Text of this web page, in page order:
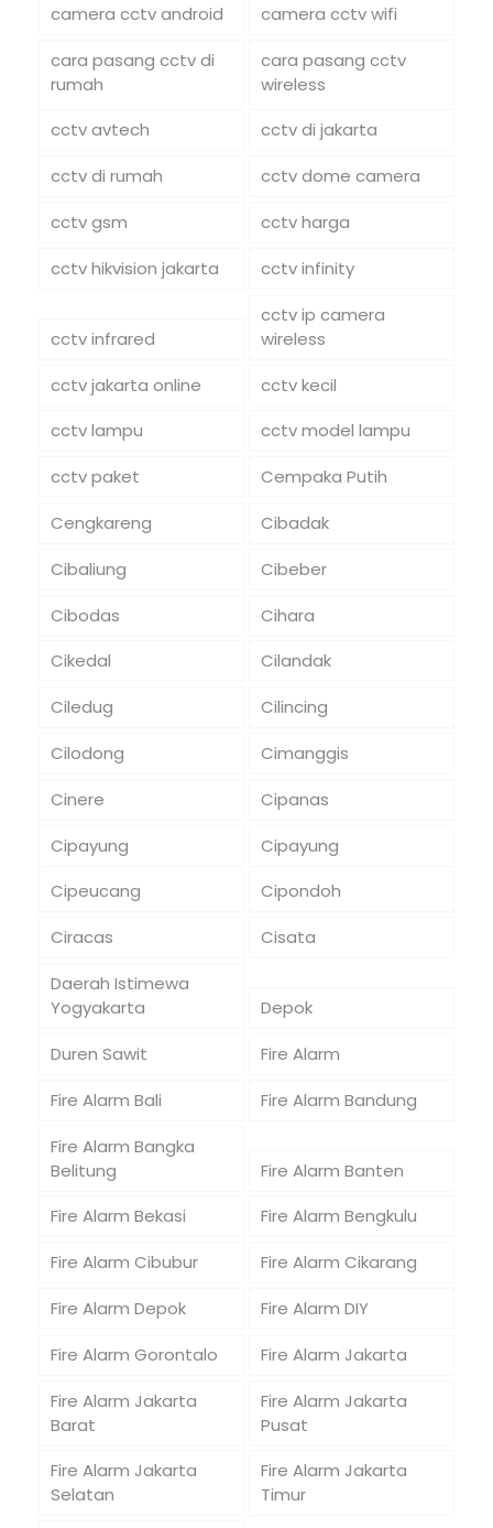
camera cctv android
camera cctv wifi
cara pasang cctv di
rumah
cara pasang cctv
wireless
cctv avtech
cctv di jakarta
cctv di rumah
cctv dome camera
cctv gsm
cctv harga
cctv hikvision jakarta
cctv infinity
cctv infrared
cctv ip camera
wireless
cctv jakarta online
cctv kecil
cctv lampu
cctv model lampu
cctv paket
Cempaka Putih
Cengkareng
Cibadak
Cibaliung
Cibeber
Cibodas
Cihara
Cikedal
Cilandak
Ciledug
Cilincing
Cilodong
Cimanggis
Cinere
Cipanas
Cipayung
Cipayung
Cipeucang
Cipondoh
Ciracas
Cisata
Daerah Istimewa
Yogyakarta
Depok
Duren Sawit
Fire Alarm
Fire Alarm Bali
Fire Alarm Bandung
Fire Alarm Bangka
Belitung
Fire Alarm Banten
Fire Alarm Bekasi
Fire Alarm Bengkulu
Fire Alarm Cibubur
Fire Alarm Cikarang
Fire Alarm Depok
Fire Alarm DIY
Fire Alarm Gorontalo
Fire Alarm Jakarta
Fire Alarm Jakarta
Barat
Fire Alarm Jakarta
Pusat
Fire Alarm Jakarta
Selatan
Fire Alarm Jakarta
Timur